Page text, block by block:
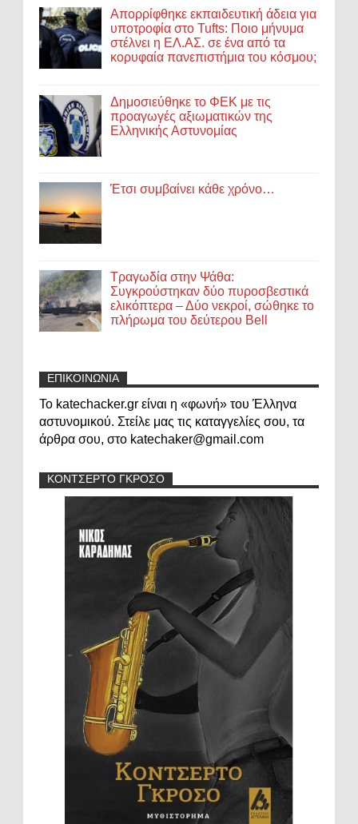
Απορρίφθηκε εκπαιδευτική άδεια για
υποτροφία στο Tufts: Ποιο μήνυμα
στέλνει η ΕΛ.ΑΣ. σε ένα από τα
κορυφαία πανεπιστήμια του κόσμου;
Δημοσιεύθηκε το ΦΕΚ με τις
προαγωγές αξιωματικών της
Ελληνικής Αστυνομίας
Έτσι συμβαίνει κάθε χρόνο…
Τραγωδία στην Ψάθα:
Συγκρούστηκαν δύο πυροσβεστικά
ελικόπτερα – Δύο νεκροί, σώθηκε το
πλήρωμα του δεύτερου Bell
ΕΠΙΚΟΙΝΩΝΙΑ
Το katechacker.gr είναι η «φωνή» του Έλληνα
αστυνομικού. Στείλε μας τις καταγγελίες σου, τα
άρθρα σου, στο katechaker@gmail.com
ΚΟΝΤΣΕΡΤΟ ΓΚΡΟΣΟ